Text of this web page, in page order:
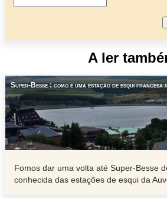
A ler
Super-Besse : como é uma estação de esqui francesa
Fomos dar uma volta até Super-Besse
conhecida das estações de esqui da